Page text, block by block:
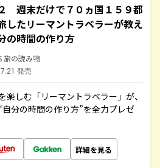
週末だけで７０ヵ国１５９都
したリーマントラベラーが教え
の時間の作り方
旅の読み物
発売
楽しむ「リーマントラベラー」が、
分の時間の作り方”を全力プレゼ
詳細を見る